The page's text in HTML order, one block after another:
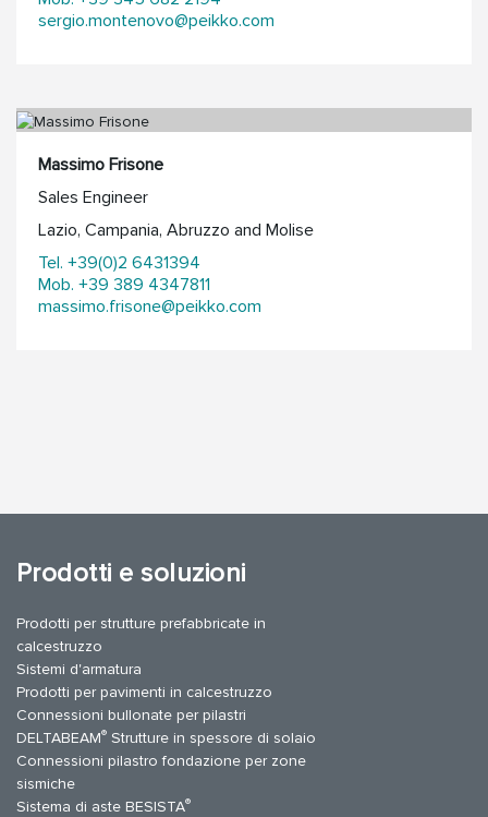
sergio.montenovo@peikko.com
Massimo Frisone
Sales Engineer
Lazio, Campania, Abruzzo and Molise
Tel. +39(0)2 6431394
Mob. +39 389 4347811
massimo.frisone@peikko.com
Prodotti e soluzioni
Prodotti per strutture prefabbricate in
calcestruzzo
Sistemi d'armatura
Prodotti per pavimenti in calcestruzzo
Connessioni bullonate per pilastri
DELTABEAM® Strutture in spessore di solaio
Connessioni pilastro fondazione per zone
sismiche
Sistema di aste BESISTA®